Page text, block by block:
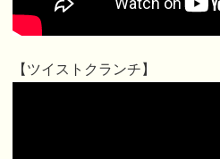
【ツイストクランチ】